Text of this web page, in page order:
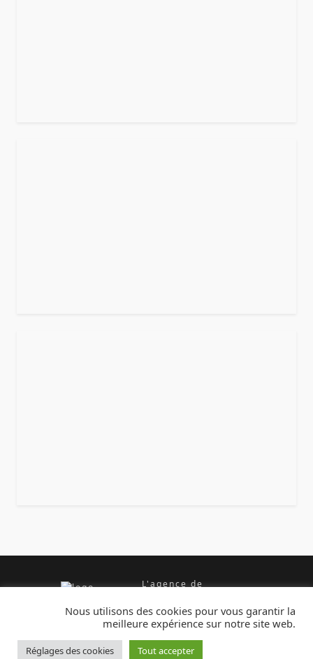
L'agence de
dédiée aux artisans
Nous utilisons des cookies pour vous garantir la
meilleure expérience sur notre site web.
Réglages des cookies Tout accepter